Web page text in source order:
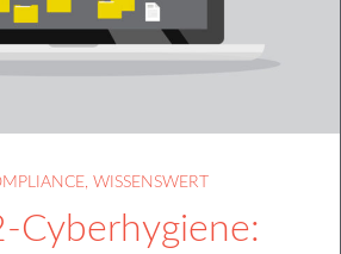
, WISSENSWERT
Cyberhygiene: